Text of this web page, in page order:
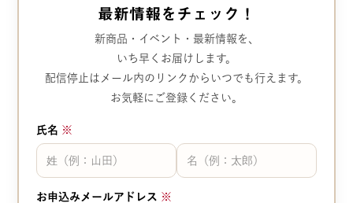
最新情報をチェック！
新商品・イベント・最新情報を、
いち早くお届けします。
配信停止はメール内のリンクから いつでも行えます。
お気軽にご登録ください。
氏名 ※
お申込みメールアドレス ※